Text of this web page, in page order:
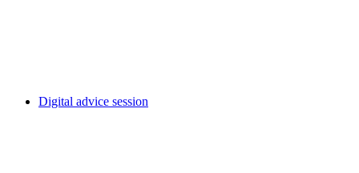
Digital advice session